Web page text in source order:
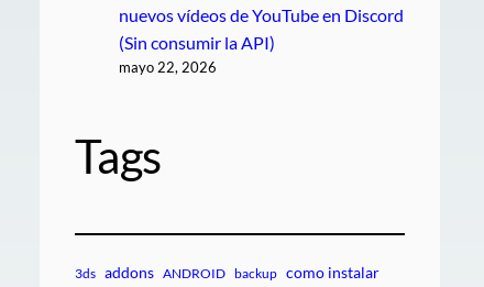
nuevos vídeos de YouTube en Discord
(Sin consumir la API)
mayo 22, 2026
Tags
3ds addons ANDROID backup como instalar